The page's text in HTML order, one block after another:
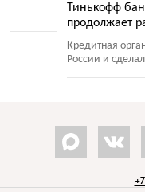
Тинькофф
продолжает
Кредитная
России и